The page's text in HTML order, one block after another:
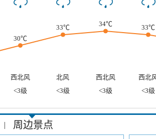
30℃
33℃ 34℃ 33℃
西北风 北风 西北风
西北
<3级 <3级 <3级 <3级
| 周边景点